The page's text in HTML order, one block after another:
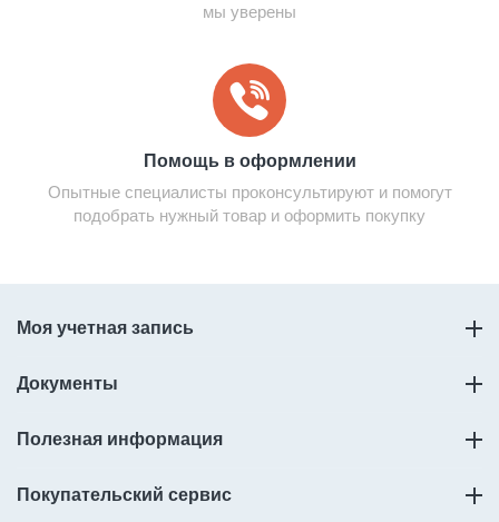
мы уверены
Помощь в оформлении
Опытные специалисты проконсультируют и помогут
подобрать нужный товар и оформить покупку
Моя учетная запись
Документы
Полезная информация
Покупательский сервис